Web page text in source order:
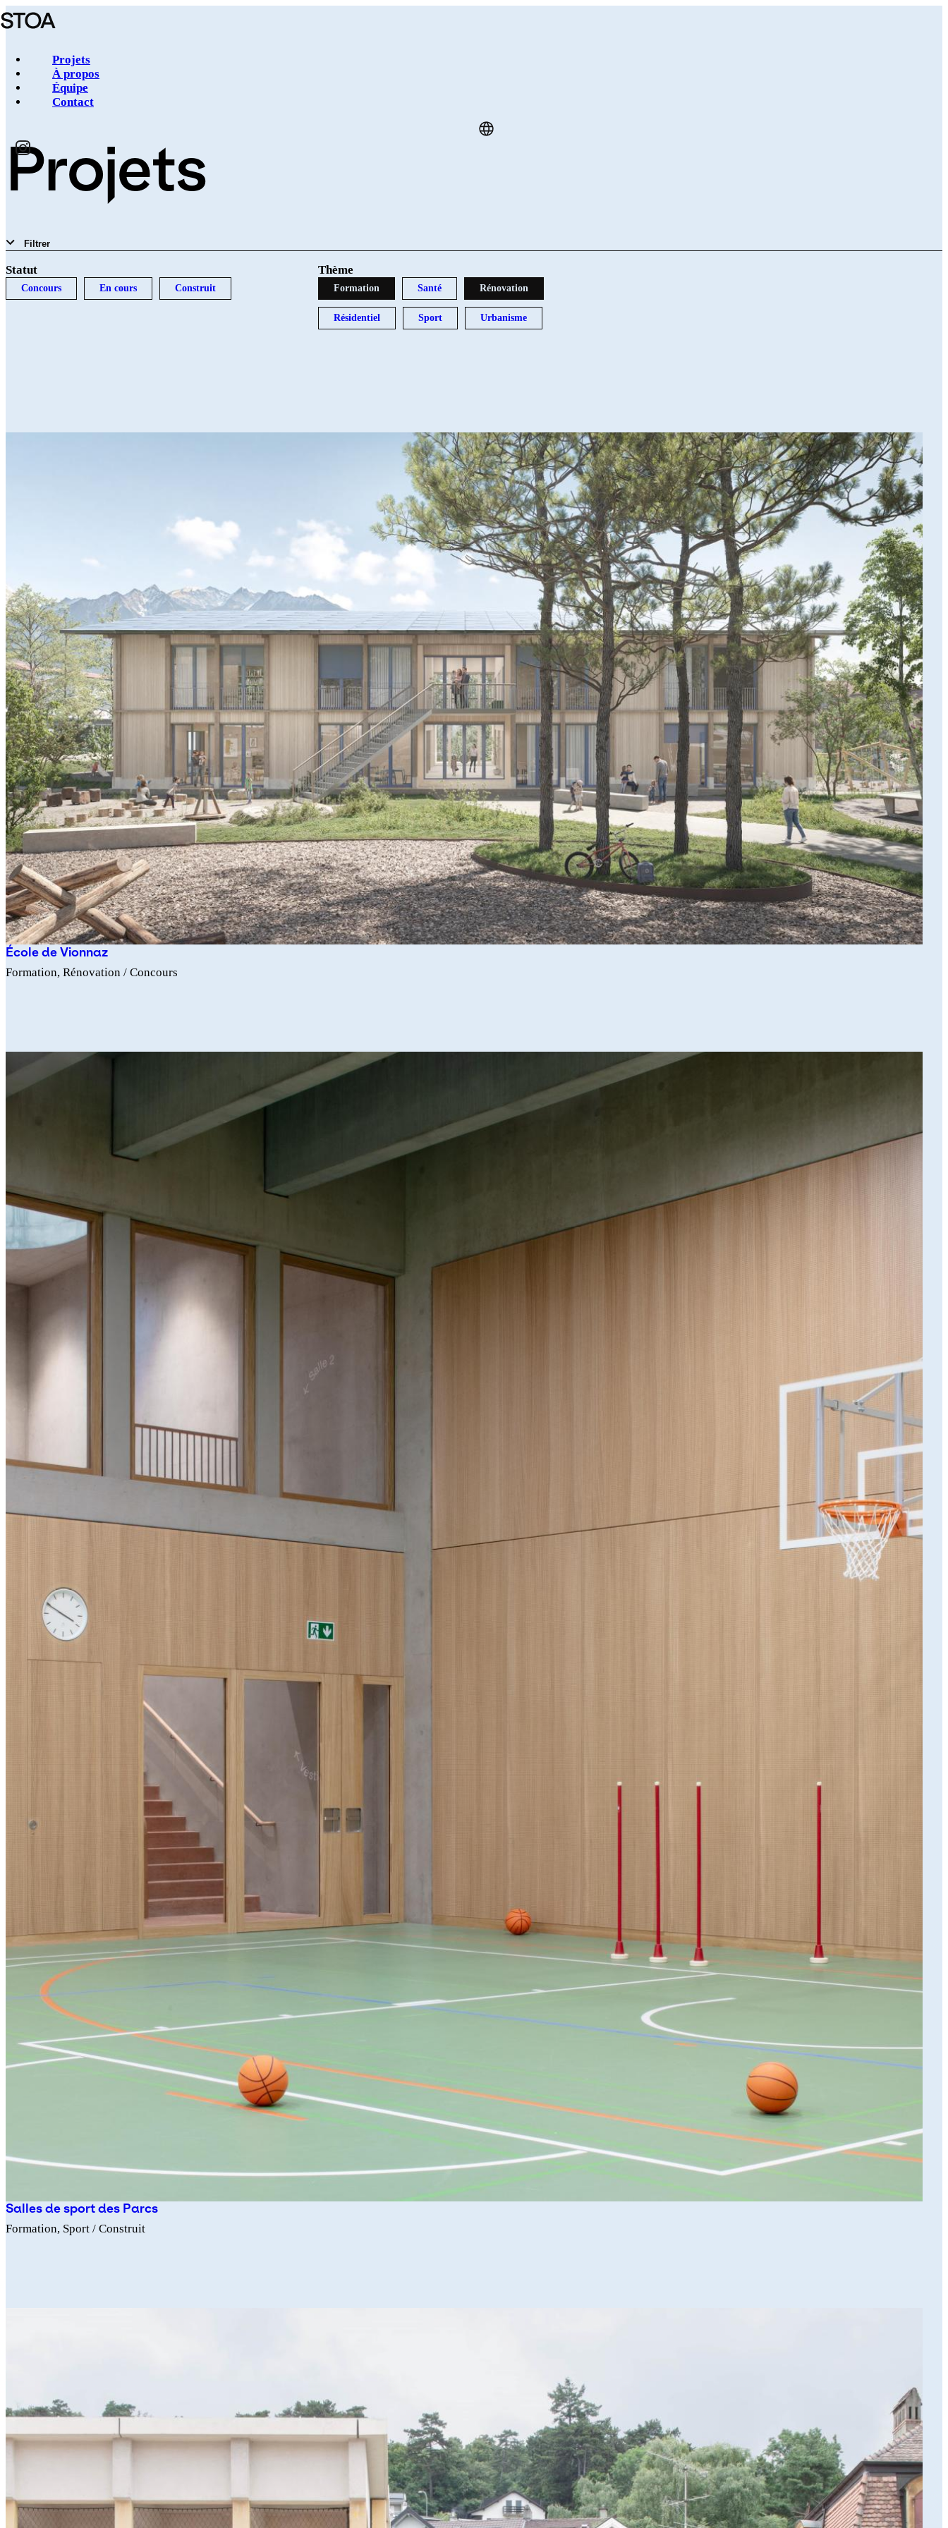
Aller
au
principal
Navigation
principale
Projets
À propos
Équipe
Contact
Projets
Filtrer
Statut
Concours En cours Construit
Thème
Formation Santé Rénovation
Résidentiel Sport Urbanisme
École de Vionnaz
Formation Rénovation / Concours
Salles de sport des Parcs
Formation Sport / Construit